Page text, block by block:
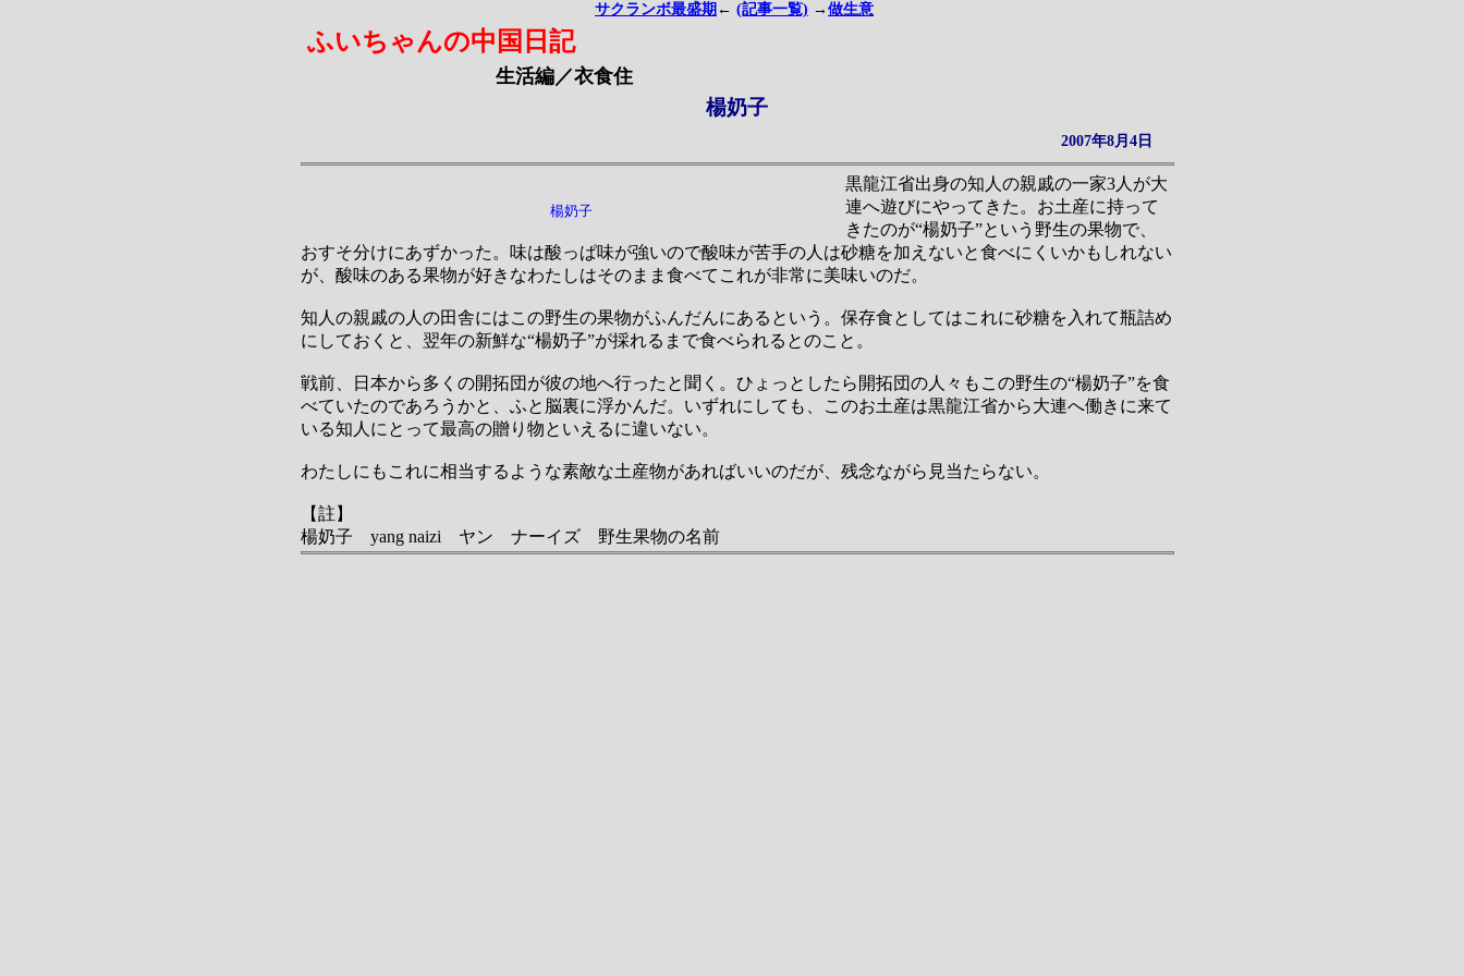
サクランボ最盛期 ← (記事一覧) → 做生意
ふいちゃんの中国日記
生活編／衣食住
楊奶子
2007年8月4日
楊奶子
黒龍江省出身の知人の親戚の一家3人が大
連へ遊びにやってきた。お土産に持って
きたのが“楊奶子”という野生の果物で、
おすそ分けにあずかった。味は酸っぱ味が強いので酸味が苦手の人は砂糖を加えないと食べにくいかもしれない
が、酸味のある果物が好きなわたしはそのまま食べてこれが非常に美味いのだ。
知人の親戚の人の田舎にはこの野生の果物がふんだんにあるという。保存食としてはこれに砂糖を入れて瓶詰め
にしておくと、翌年の新鮮な“楊奶子”が採れるまで食べられるとのこと。
戦前、日本から多くの開拓団が彼の地へ行ったと聞く。ひょっとしたら開拓団の人々もこの野生の“楊奶子”を食
べていたのであろうかと、ふと脳裏に浮かんだ。いずれにしても、このお土産は黒龍江省から大連へ働きに来て
いる知人にとって最高の贈り物といえるに違いない。
わたしにもこれに相当するような素敵な土産物があればいいのだが、残念ながら見当たらない。
【註】
楊奶子 yang naizi ヤン ナーイズ 野生果物の名前